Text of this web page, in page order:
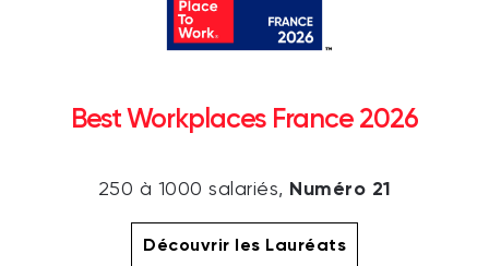
Best Workplaces France 2026
250 à 1000 salariés, Numéro 21
Découvrir les Lauréats